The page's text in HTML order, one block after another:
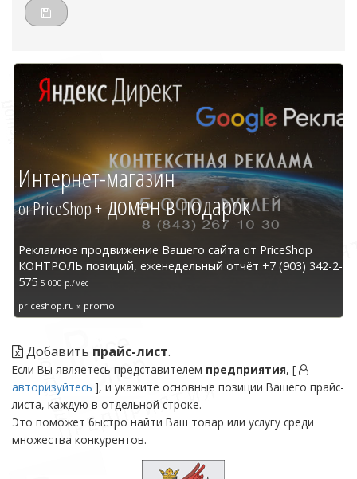
Интернет-магазин
от PriceShop +домен в подарок
Рекламное продвижение Вашего сайта от PriceShop
КОНТРОЛЬ позиций, еженедельный отчёт +7 (903) 342-2-
575 5 000 р./мес
priceshop.ru » promo
Добавить прайс-лист.
Если Вы являетесь представителем предприятия, [
авторизуйтесь ], и укажите основные позиции Вашего прайс-
листа, каждую в отдельной строке.
Это поможет быстро найти Ваш товар или услугу среди
множества конкурентов.